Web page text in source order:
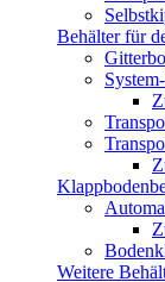
Behälter für
Weitere